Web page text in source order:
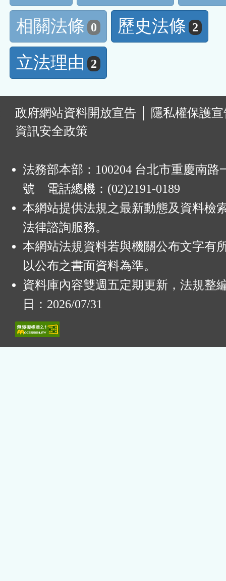
相關法條 0 歷史法條 2
立法理由 2
政府網站資料開放宣告
隱私權保護
資訊安全政策
法務部本部：100204 台北市重慶南路
號 電話總機：(02)2191-0189
本網站提供法規之最新動態及資料檢
法律諮詢服務。
本網站法規資料若與機關公布文字有
以公布之書面資料為準。
資料庫內容雙週五定期更新，法規整
日：2026/07/31